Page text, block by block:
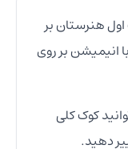
بر
انیمیشن بر روی
کوک کلی
دهید.